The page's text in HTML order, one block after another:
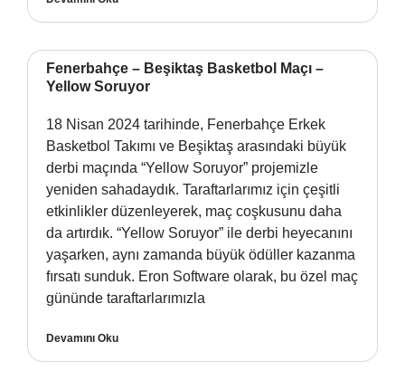
Fenerbahçe – Beşiktaş Basketbol Maçı –
Yellow Soruyor
18 Nisan 2024 tarihinde, Fenerbahçe Erkek
Basketbol Takımı ve Beşiktaş arasındaki büyük
derbi maçında “Yellow Soruyor” projemizle
yeniden sahadaydık. Taraftarlarımız için çeşitli
etkinlikler düzenleyerek, maç coşkusunu daha
da artırdık. “Yellow Soruyor” ile derbi heyecanını
yaşarken, aynı zamanda büyük ödüller kazanma
fırsatı sunduk. Eron Software olarak, bu özel maç
gününde taraftarlarımızla
Devamını Oku